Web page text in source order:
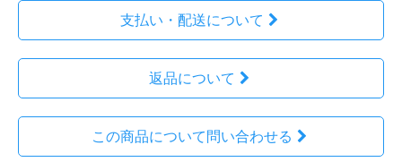
支払い・配送について
返品について
この商品について問い合わせる